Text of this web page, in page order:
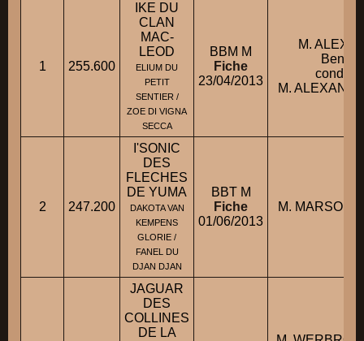
1 255.600
IKE DU
CLAN
MAC-
LEOD
ELIUM DU
PETIT
SENTIER /
ZOE DI VIGNA
SECCA
BBM M
Fiche
23/04/2013
M.
conduit
M.
2 247.200
I'SONIC
DES
FLECHES
DE YUMA
DAKOTA VAN
KEMPENS
GLORIE /
FANEL DU
DJAN DJAN
BBT M
Fiche
01/06/2013
M.
JAGUAR
DES
COLLINES
DE LA